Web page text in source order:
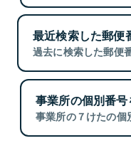
最近検索した郵便
過去に検索した郵便
事業所の個別番
事業所の７けたの個